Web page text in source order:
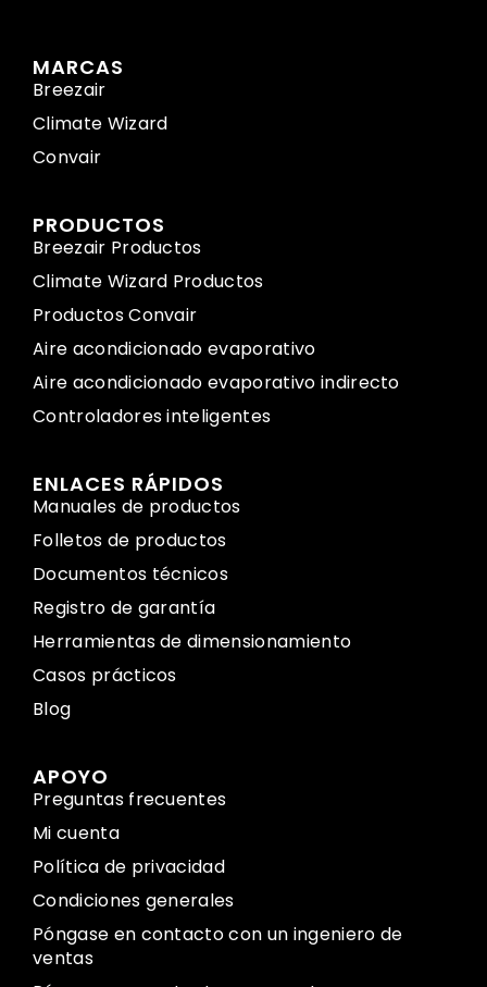
MARCAS
Breezair
Climate Wizard
Convair
PRODUCTOS
Breezair Productos
Climate Wizard Productos
Productos Convair
Aire acondicionado evaporativo
Aire acondicionado evaporativo indirecto
Controladores inteligentes
ENLACES RÁPIDOS
Manuales de productos
Folletos de productos
Documentos técnicos
Registro de garantía
Herramientas de dimensionamiento
Casos prácticos
Blog
APOYO
Preguntas frecuentes
Mi cuenta
Política de privacidad
Condiciones generales
Póngase en contacto con un ingeniero de
ventas